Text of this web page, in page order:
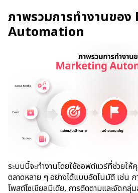
ภาพรวมการทำงานขอ
Automation
ระบบนี้จะทำงานโดยใช้ซอฟต์แวร์ที่ช่วยใ
ตลาดหลาย ๆ อย่างได้แบบอัตโนมัติ เช่น
โพสต์โซเชียลมีเดีย, การติดตามและจัดก